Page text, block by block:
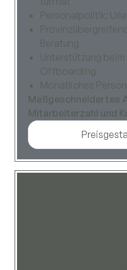
Personalpolitik:
Beratung
Unterstützung
Offboarding
Monatliches
Maßgeschneidertes
Mitarbeiterzahl und